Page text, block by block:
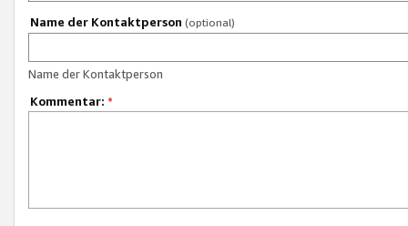
Name der Kontaktperson (optional)
Name der Kontaktperson
Kommentar: *